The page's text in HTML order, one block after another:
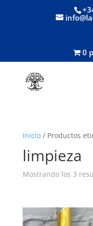
0
Inicio/ Productos
limpieza
Mostrando los 3